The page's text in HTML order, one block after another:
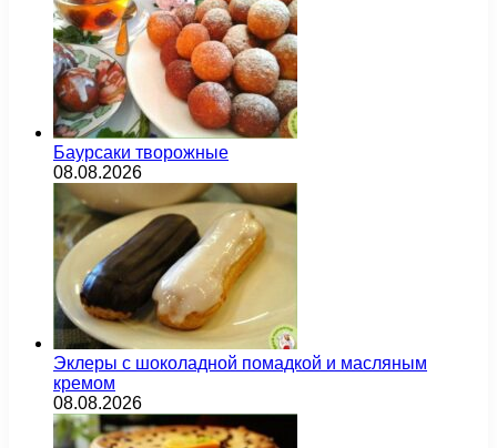
Баурсаки творожные
08.08.2026
Эклеры с шоколадной помадкой и масляным
кремом
08.08.2026